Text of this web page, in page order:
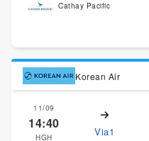
Cathay Pacific
Korean Air
11/09
14:40
HGH
Via1